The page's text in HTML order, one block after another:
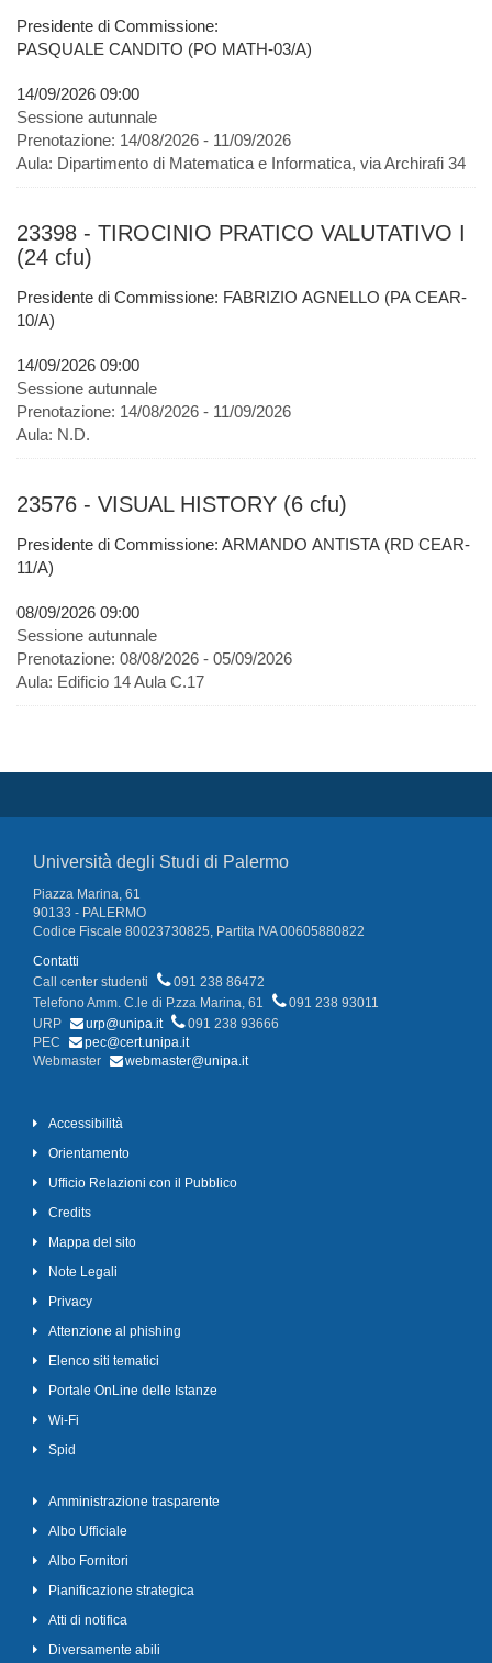
Presidente di Commissione:
PASQUALE CANDITO (PO MATH-03/A)
14/09/2026 09:00
Sessione autunnale
Prenotazione: 14/08/2026 - 11/09/2026
Aula: Dipartimento di Matematica e Informatica, via Archirafi 34
23398 - TIROCINIO PRATICO VALUTATIVO I
(24 cfu)
Presidente di Commissione: FABRIZIO AGNELLO (PA CEAR-
10/A)
14/09/2026 09:00
Sessione autunnale
Prenotazione: 14/08/2026 - 11/09/2026
Aula: N.D.
23576 - VISUAL HISTORY (6 cfu)
Presidente di Commissione: ARMANDO ANTISTA (RD CEAR-
11/A)
08/09/2026 09:00
Sessione autunnale
Prenotazione: 08/08/2026 - 05/09/2026
Aula: Edificio 14 Aula C.17
Università degli Studi di Palermo
Piazza Marina, 61
90133 - PALERMO
Codice Fiscale 80023730825, Partita IVA 00605880822
Contatti
Call center studenti
091 238 86472
Telefono Amm. C.le di P.zza Marina, 61
091 238 93011
URP
urp@unipa.it
091 238 93666
PEC
pec@cert.unipa.it
Webmaster
webmaster@unipa.it
Accessibilità
Orientamento
Ufficio Relazioni con il Pubblico
Credits
Mappa del sito
Note Legali
Privacy
Attenzione al phishing
Elenco siti tematici
Portale OnLine delle Istanze
Wi-Fi
Spid
Amministrazione trasparente
Albo Ufficiale
Albo Fornitori
Pianificazione strategica
Atti di notifica
Diversamente abili